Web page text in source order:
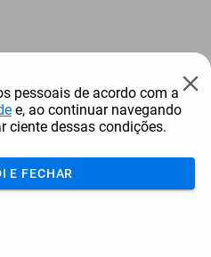
pessoais de acordo com a
e, ao continuar navegando
ciente dessas condições.
E FECHAR